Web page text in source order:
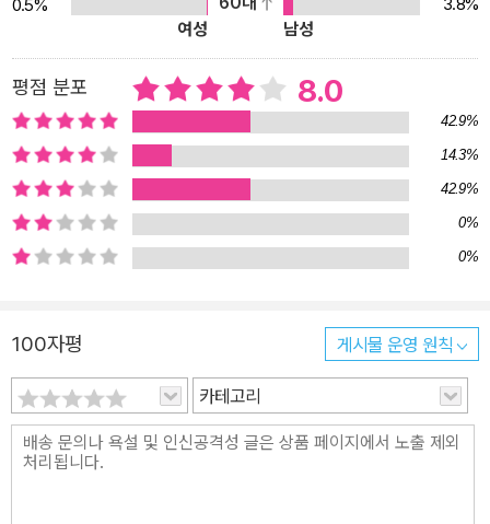
을 펼치기까지 하는 우화적 SF 『성스러운 침입』과 다른 건 말할 것도
없다. 『티모시 아처의 환생』에는 영혼이 돌아온다는 이야기, 영혼과
이야기를 나누는 강령술과 교령회가 등장하긴 하지만, 현실에서도 회
자되는 현상과 속설에 머물며, 영혼과 신의 존재가 ‘실재’라고 단정 짓
지도 않는다. 초현실적인 문제들은 어디까지나 착각, 또는 신앙의 영
역에서 다루어진다. 또한 여성화자의 시점으로 이야기가 진행된다.
여성이 주인공인 작품조차 흔치 않으며, 남성의 정서가 지배적인 필
립 K. 딕의 작품 중에서는 『티모시 아처의 환생』이 거의 유일하게 여
성을 전면에 내세운 작품이라고 할 수 있다. 필립 K. 딕은 사실 일반
대질 않았다. 그러나 1981년에 사이먼 & 슈스터 출판사의 편집장이
었고 이후에 SF 전문 편집자로 이름을 날리는 데이비드 하트웰에게
서 일반소설과 SF 소설을 한 권씩 써달라는 제안을 받아들여 쓴 것이
바로 이 작품, 『티모시 아처의 환생』이다. 딕은 이 소설을 쓰는 시간이
면 SF를 다섯 권은 썼겠다고 할 정도로 힘들어했지만, 생전에 마지막
0.5%
여성
남성
평점 분포 8.0
42.9%
14.3%
42.9%
0%
0%
100자평 게시물 운영 원칙
카테고리